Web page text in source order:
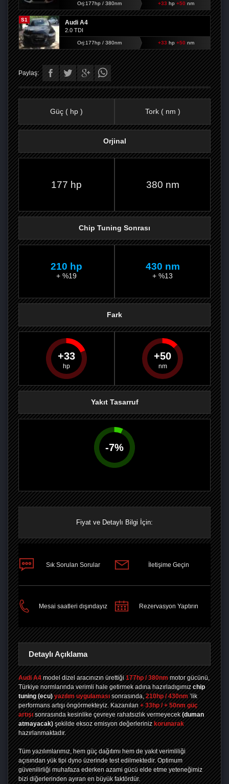
Orj:177hp / 380nm +33 hp +50 nm
S1 Audi A4
2.0 TDI
Orj:177hp / 380nm +33 hp +50 nm
Paylaş:
PAYLAŞPAYLAŞPLUS'TA
Güç ( hp ) Tork ( nm )
Orjinal
177 hp 380 nm
Chip Tuning Sonrası
210 hp
+ %19
430 nm
+ %13
Fark
33 50
Yakıt Tasarruf
-7%
Fiyat ve Detaylı Bilgi İçin:
Sık Sorulan Sorular İletişime Geçin
Mesai saatleri dışındayız Rezervasyon Yaptırın
Detaylı Açıklama
Audi A4 model dizel aracınızın ürettiği 177hp / 380nm motor gücünü,
Türkiye normlarında verimli hale getirmek adına hazırladıgımız chip
tuning (ecu) yazılım uygulaması sonrasında, 210hp / 430nm ’lik
performans artışı öngörmekteyiz. Kazanılan + 33hp / + 50nm güç
artışı sonrasında kesinlike çevreye rahatsızlık vermeyecek (duman
atmayacak) şekilde eksoz emisyon değerleriniz korunarak
hazırlanmaktadır.
Tüm yazılımlarımız, hem güç dağıtımı hem de yakıt verimliliği
açısından yük tipi dyno üzerinde test edilmektedir. Optimum
güvenilirliği muhafaza ederken azami gücü elde etme yeteneğimiz
bizi diğerlerinden ayıran en büyük faktördür.